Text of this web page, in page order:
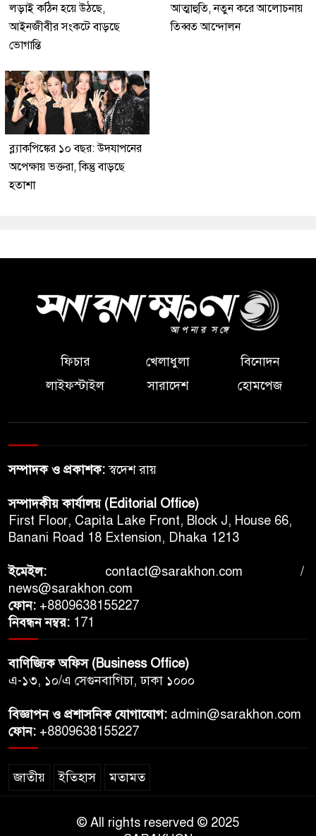
লড়াই কঠিন হয়ে উঠছে,
আইনজীবীর সংকটে বাড়ছে
ভোগান্তি
আত্মাহুতি, নতুন করে আলোচনায়
তিব্বত আন্দোলন
ব্ল্যাকপিঙ্কের ১০ বছর: উদযাপনের
অপেক্ষায় ভক্তরা, কিন্তু বাড়ছে
হতাশা
ফিচার খেলাধুলা
বিনোদন
লাইফস্টাইল
সারাদেশ হোমপেজ
সম্পাদক ও প্রকাশক:স্বদেশ রায়
সম্পাদকীয় কার্যালয় (Editorial Office)
First Floor, Capita Lake Front, Block J, House 66,
Banani Road 18 Extension, Dhaka 1213
ইমেইল: contact@sarakhon.com /
news@sarakhon.com
ফোন: +8809638155227
নিবন্ধন নম্বর: 171
বাণিজ্যিক অফিস (Business Office)
এ-১৩, ১০/এ সেগুনবাগিচা, ঢাকা ১০০০
বিজ্ঞাপন ও প্রশাসনিক যোগাযোগ: admin@sarakhon.com
ফোন: +8809638155227
জাতীয় ইতিহাস মতামত
© All rights reserved © 2025